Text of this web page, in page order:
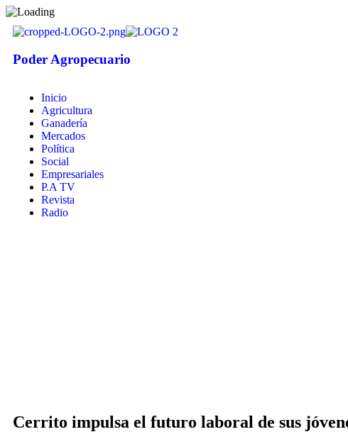
Poder Agropecuario
Inicio
Agricultura
Ganadería
Mercados
Política
Social
Empresariales
P.A TV
Revista
Radio
Cerrito impulsa el futuro laboral de sus